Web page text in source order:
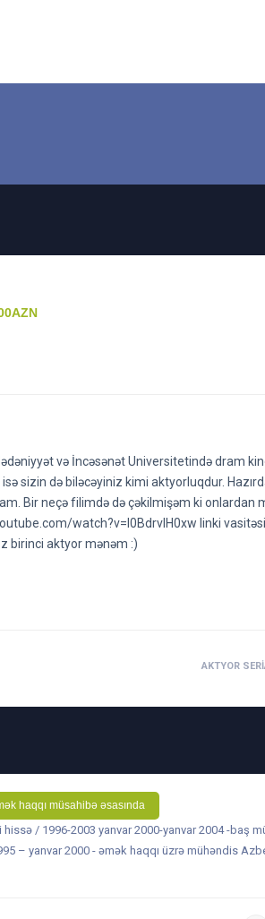
və İncəsənət Universitetində dram
sizin də biləcəyiniz kimi aktyorluqdur.
Bir neçə filimdə də çəkilmişəm ki onlardan
watch?v=l0BdrvlH0xw linki
birinci aktyor mənəm :)
AKTYOR
haqqı müsahibə əsasında
/ 1996-2003 yanvar 2000-yanvar 2004 -baş
– yanvar 2000 - əmək haqqı üzrə mühəndis